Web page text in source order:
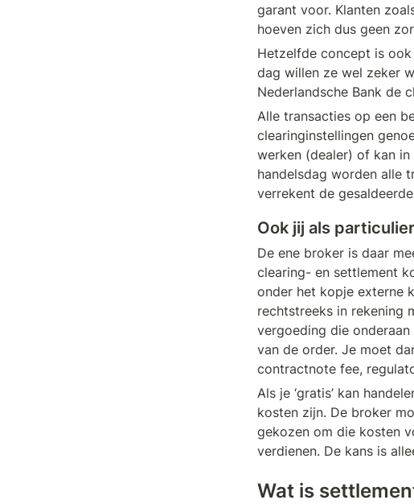
garant voor. Klanten
hoeven zich dus geen
Hetzelfde concept is
dag willen ze wel zeker
Nederlandsche Bank de
Alle transacties op een
clearinginstellingen
werken (dealer) of kan
handelsdag worden alle
verrekent de
Ook jij als
De ene broker is daar
clearing- en settlement
onder het kopje externe
rechtstreeks in rekening
vergoeding die
van de order. Je moet
contractnote fee,
Als je ‘gratis’ kan
kosten zijn. De broker
gekozen om die kosten
verdienen. De kans is
Wat is